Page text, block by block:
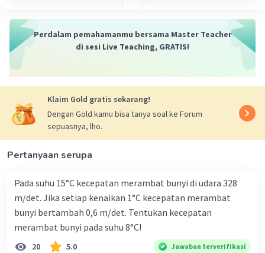
Iklan
Jawaban terverifikasi
Angka penting adalahsatuan angka yang
menunjukkan ketelitian atau ketidakpastian
angka penting disebut juga sebagai angka
Beri Rating·0.0(0) Balas
Perdalam pemahamanmu bersama Master Teacher
di sesi Live Teaching, GRATIS!
Klaim Gold gratis sekarang!
Dengan Gold kamu bisa tanya soal ke Forum
sepuasnya, lho.
Pertanyaan serupa
Pada suhu 15°C kecepatan merambat bunyi di udara 328
m/det. Jika setiap kenaikan 1°C kecepatan merambat
bunyi bertambah 0,6 m/det. Tentukan kecepatan
merambat bunyi pada suhu 8°C!
20 5.0 Jawaban terverifikasi